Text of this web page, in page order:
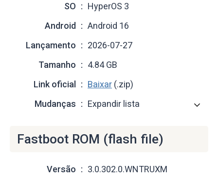
SO
HyperOS 3
Android
Android 16
Lançamento
2026-07-27
Tamanho
4.84 GB
Link oficial
Baixar (.zip)
Mudanças
Expandir lista
Fastboot ROM (flash file)
Versão
3.0.302.0.WNTRUXM